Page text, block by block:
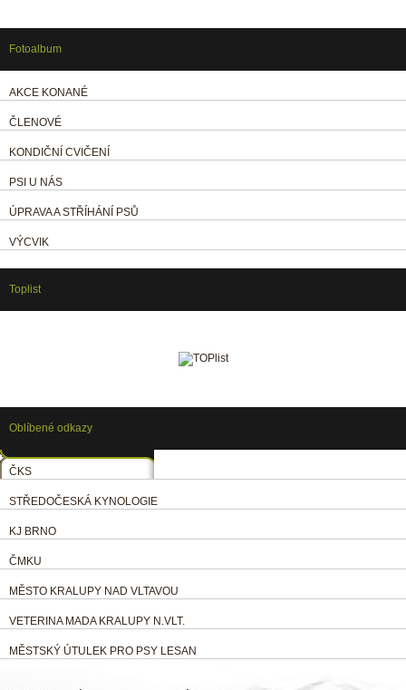
Fotoalbum
AKCE KONANÉ
ČLENOVÉ
KONDIČNÍ CVIČENÍ
PSI U NÁS
ÚPRAVA A STŘÍHÁNÍ PSŮ
VÝCVIK
Toplist
Oblíbené odkazy
ČKS
STŘEDOČESKÁ KYNOLOGIE
KJ BRNO
ČMKU
MĚSTO KRALUPY NAD VLTAVOU
VETERINA MADA KRALUPY N.VLT.
MĚSTSKÝ ÚTULEK PRO PSY LESAN